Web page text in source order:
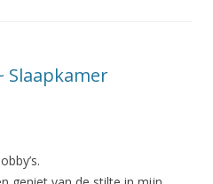
Slaapkamer